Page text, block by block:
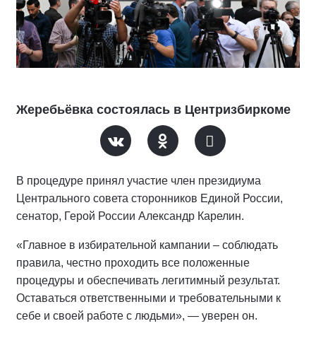
Жеребьёвка состоялась в Центризбиркоме
В процедуре принял участие член президиума
Центрального совета сторонников Единой России,
сенатор, Герой России Александр Карелин.
«Главное в избирательной кампании – соблюдать
правила, честно проходить все положенные
процедуры и обеспечивать легитимный результат.
Оставаться ответственными и требовательными к
себе и своей работе с людьми», — уверен он.